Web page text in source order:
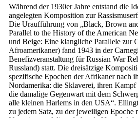
Während der 1930er Jahre entstand die
angelegten Komposition zur
Die Uraufführung von „Black, Brown
Parallel to the History of the American
und Beige: Eine klangliche Parallele zur
Afroamerikaner) fand 1943 in der
Benefizveranstaltung für Russian War
Russland) statt. Die dreisätzige
spezifische Epochen der Afrikaner nach
Nordamerika: die Sklaverei, ihren
die damalige Gegenwart mit dem
alle kleinen Harlems in den USA“.
zu jedem Satz, zu der jeweiligen Epoche